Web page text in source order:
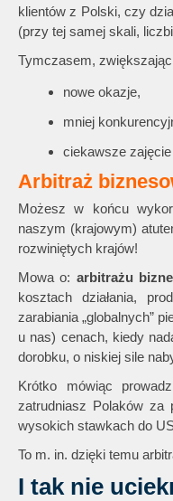
klientów z Polski, czy
(przy tej samej skali,
Tymczasem,
nowe okazje,
mniej
ciekawsze
Arbitraż
Możesz w końcu
naszym (krajowym)
rozwiniętych krajów!
Mowa o: arbitrażu
kosztach działania,
zarabiania „globalnych”
u nas) cenach, kiedy
dorobku, o niskiej sile
Krótko mówiąc
zatrudniasz Polaków za
wysokich stawkach do
To m. in. dzięki temu
I tak nie